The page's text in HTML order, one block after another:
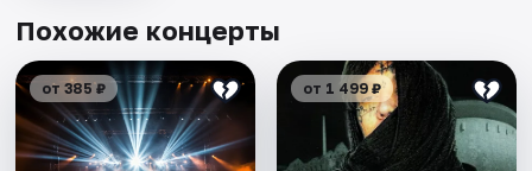
Похожие концерты
от 385 ₽ от 1 499 ₽